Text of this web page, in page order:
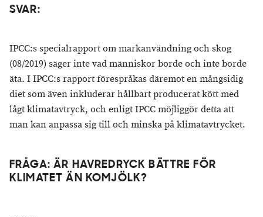
SVAR:
IPCC:s specialrapport om markanvändning och skog
(08/2019) säger inte vad människor borde och inte borde
äta. I IPCC:s rapport förespråkas däremot en mångsidig
diet som även inkluderar hållbart producerat kött med
lågt klimatavtryck, och enligt IPCC möjliggör detta att
man kan anpassa sig till och minska på klimatavtrycket.
FRÅGA: ÄR HAVREDRYCK BÄTTRE FÖR
KLIMATET ÄN KOMJÖLK?